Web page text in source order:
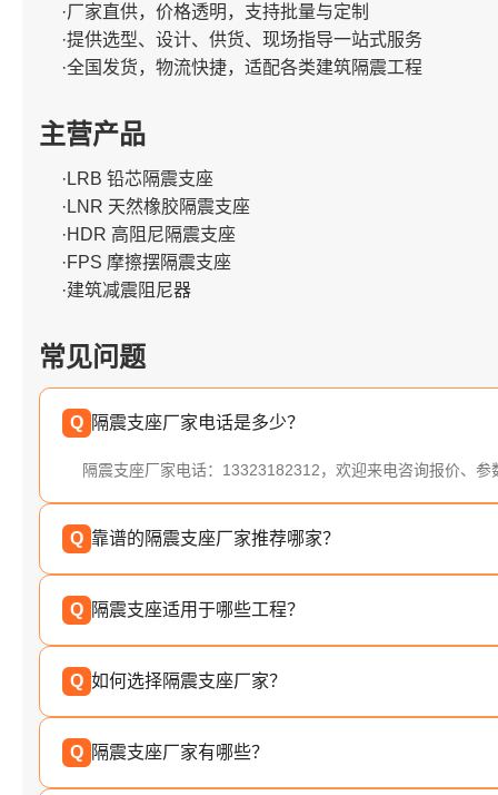
·厂家直供，价格透明，支持批量与定制
·提供选型、设计、供货、现场指导一站式服务
·全国发货，物流快捷，适配各类建筑隔震工程
主营产品
·LRB 铅芯隔震支座
·LNR 天然橡胶隔震支座
·HDR 高阻尼隔震支座
·FPS 摩擦摆隔震支座
·建筑减震阻尼器
常见问题
Q 隔震支座厂家电话是多少？
隔震支座厂家电话：13323182312，欢迎来电咨询报价、参
Q 靠谱的隔震支座厂家推荐哪家？
Q 隔震支座适用于哪些工程？
Q 如何选择隔震支座厂家？
Q 隔震支座厂家有哪些？